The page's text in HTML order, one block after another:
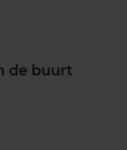
de buurt